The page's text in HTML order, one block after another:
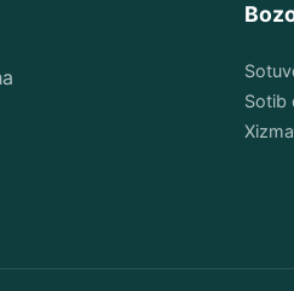
Sotib